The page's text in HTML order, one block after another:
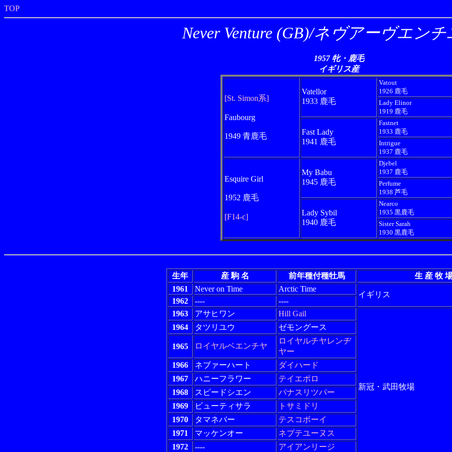
TOP
Never Venture (GB)/ネヴアーヴエン
1957 牝・鹿毛
イギリス産
[St. Simon系]
Faubourg
1949 青鹿毛
Vatellor
1933 鹿毛
Vatout
1926 鹿毛
Lady Elinor
1919 鹿毛
Fast Lady
1941 鹿毛
Fastnet
1933 鹿毛
Intrigue
1937 鹿毛
Esquire Girl
1952 鹿毛
[F14-c]
My Babu
1945 鹿毛
Djebel
1937 鹿毛
Perfume
1938 芦毛
Lady Sybil
1940 鹿毛
Nearco
1935 黒鹿毛
Sister Sarah
1930 黒鹿毛
生年 産 駒 名 前年種付種牡馬
生 産 牧
1961
Never on Time Arctic Time
イギリス
1962 ----
----
1963
アサヒワン Hill Gail
新冠・武田牧場
1964 タツリユウ ゼモングース
1965 ロイヤルベエンチヤ
ロイヤルチヤレンヂ
ヤー
1966
ネブァーハート
ダイハード
1967
ハニーフラワー
テイエポロ
1968
スピードシエン
パナスリツパー
1969
ビューティサラ
トサミドリ
1970
タマネバー
テスコボーイ
1971
マッケンオー
ネプテユーヌス
1972
---- アイアンリージ